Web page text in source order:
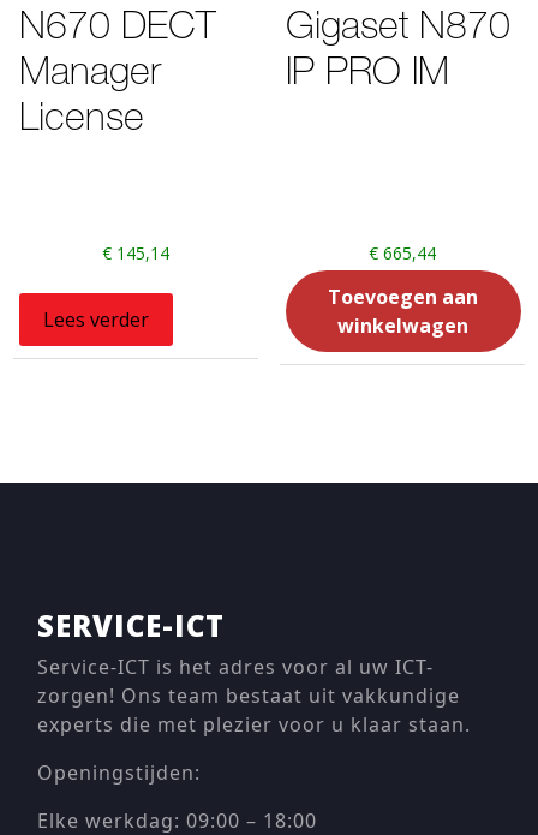
N670 DECT
Manager
License
€ 145,14
Lees verder
Gigaset N870
IP PRO IM
€665,44
Toevoegen aan
winkelwagen
SERVICE-ICT
Service-ICT is het adres voor al uw ICT-
zorgen! Ons team bestaat uit vakkundige
experts die met plezier voor u klaar staan.
Openingstijden:
Elke werkdag: 09:00 – 18:00